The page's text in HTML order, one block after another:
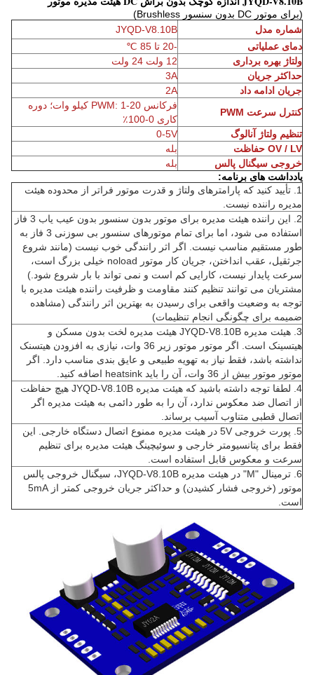
(برای موتور DC بدون سنسور Brushless)
شماره مدل
JYQD-V8.10B
دمای عملیاتی
-20 تا 85 ℃
ولتاژ بهره برداری
12 ولت 24 ولت
حداکثر جریان
3A
جریان ادامه داد
2A
کنترل سرعت PWM
فرکانس PWM: 1-20 کیلو وات؛
دوره
کاری 0-100٪
تنظیم ولتاژ آنالوگ
0-5V
OV / LV حفاظت
بله
خروجی سیگنال پالس
بله
یادداشت های برنامه:
1. تأیید کنید که پارامترهای ولتاژ و قدرت موتور فراتر از محدوده هیئت
مدیره راننده نیست.
2. این راننده هیئت مدیره برای موتور بدون سنسور بدون عیب یاب 3 فاز
استفاده می شود، اما برای تمام موتورهای سنسور بی سوزنی 3 فاز به
طور مستقیم مناسب نیست.
اگر اثر رانندگی خوب نیست (مانند شروع
جرثقیل، عقب انداختن، جریان کار موتور noload خیلی بزرگ است،
سرعت پایدار نیست، کارایی کم است و نمی تواند با بار شروع شود.)
مشتریان می توانند تنظیم کنند مقاومت و ظرفیت راننده هیئت مدیره با
توجه به وضعیت واقعی برای رسیدن به بهترین اثر رانندگی (مشاهده
ضمیمه برای چگونگی انجام تنظیمات)
3. هیئت مدیره JYQD-V8.10B هیئت مدیره لخت بدون مسکن و
هیتسینک است.
اگر موتور موتور زیر 36 وات، نیازی به افزودن هیتسنک
نداشته باشد، فقط نیاز به تهویه طبیعی و عایق بندی مناسب دارد.
اگر
موتور موتور بیش از 36 وات، آن را باید heatsink اضافه کنید.
4. لطفا توجه داشته باشید که هیئت مدیره JYQD-V8.10B هیچ حفاظت
از اتصال ضد معکوس ندارد، آن را به طور دائمی به هیئت مدیره اگر
اتصال قطبی متناوب آسیب برساند.
5. پورت خروجی 5V در هیئت مدیره ممنوع اتصال دستگاه خارجی.
این
فقط برای پتانسیومتر خارجی و سوئیچینگ هیئت مدیره برای تنظیم
سرعت و معکوس قابل استفاده است.
6. ترمینال "M" در هیئت مدیره JYQD-V8.10B، سیگنال خروجی پالس
موتور (خروجی فشار کشیدن) و حداکثر جریان خروجی کمتر از 5mA
است.